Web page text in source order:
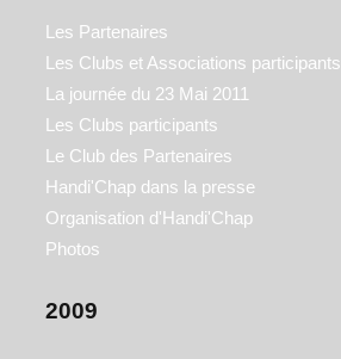
Les Partenaires
Les Clubs et Associations participants
La journée du 23 Mai 2011
Les Clubs participants
Le Club des Partenaires
Handi'Chap dans la presse
Organisation d'Handi'Chap
Photos
2009